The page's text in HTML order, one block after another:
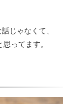
じゃなくて、
ってます。